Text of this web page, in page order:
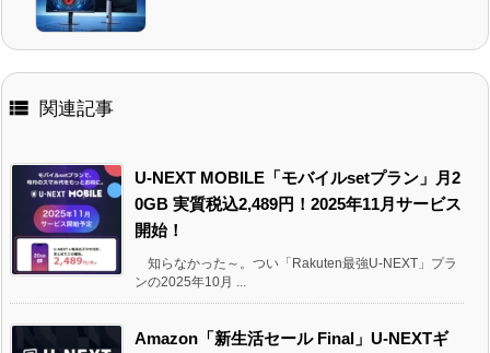
 関連記事
U-NEXT MOBILE「モバイルsetプラン」月2
0GB 実質税込2,489円！2025年11月サービス
開始！
知らなかった～。つい「Rakuten最強U-NEXT」プラ
ンの2025年10月 ...
Amazon「新生活セール Final」U-NEXTギ